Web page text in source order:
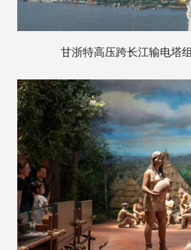
甘浙特高压跨长江输电塔